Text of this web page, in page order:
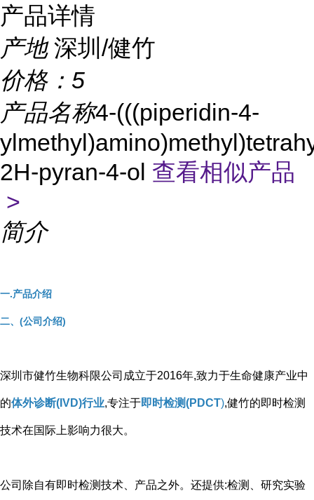
产品详情
产地 深圳/健竹
价格： 5
产品名称4-(((piperidin-4-
2H-pyran-4-ol 查看相似产品
>
简介
一.产品介绍
二、(公司介绍)
深圳市健竹生物科限公司成立于2016年,致力于生命健康产业中
的体外诊断(IVD)行业,专注于即时检测(PDCT),健竹的即时检测
技术在国际上影响力很大。
公司除自有即时检测技术、产品之外。还提供:检测、研究实验